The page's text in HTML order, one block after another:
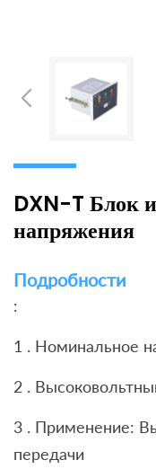
DXN-T Блок
напряжения
Подробности
:
1 . Номинальное
2 .
3 . Применение:
передачи